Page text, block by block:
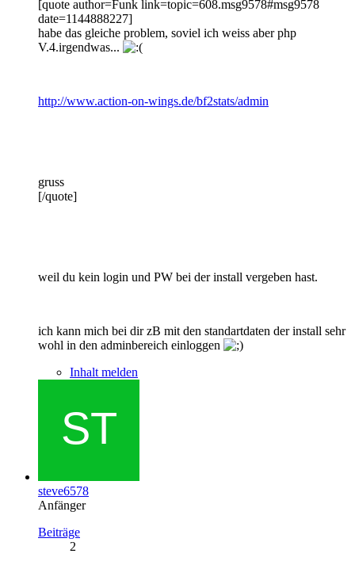
[quote author=Funk link=topic=608.msg9578#msg9578
date=1144888227]
habe das gleiche problem, soviel ich weiss aber php
V.4.irgendwas...
http://www.action-on-wings.de/bf2stats/admin
gruss
[/quote]
weil du kein login und PW bei der install vergeben hast.
ich kann mich bei dir zB mit den standartdaten der install sehr
wohl in den adminbereich einloggen
Inhalt melden
steve6578
Anfänger
Beiträge
2